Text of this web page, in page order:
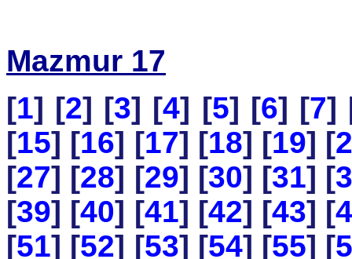
Mazmur 17
[1] [2] [3] [4] [5] [6] [7]
[15] [16] [17] [18] [19] [
[27] [28] [29] [30] [31] [
[39] [40] [41] [42] [43] [
[51] [52] [53] [54] [55] [